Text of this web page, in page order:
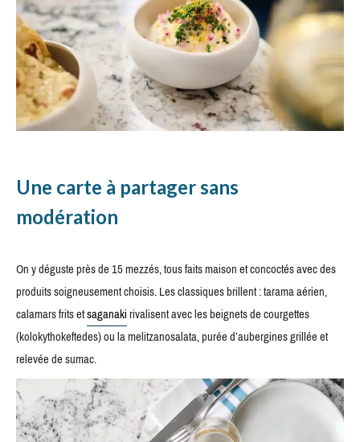
Une carte à partager sans
modération
On y déguste près de 15 mezzés, tous faits maison et concoctés avec des
produits soigneusement choisis. Les classiques brillent : tarama aérien,
calamars frits etsaganakirivalisent avec les beignets de courgettes
(kolokythokeftedes) ou la melitzanosalata, purée d’aubergines grillée et
relevée de sumac.